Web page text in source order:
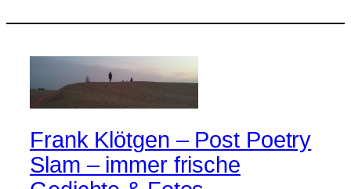
Frank Klötgen – Post Poetry
Slam – immer frische